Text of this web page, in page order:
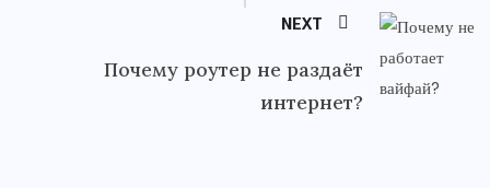
NEXT
Почему роутер не раздаёт
интернет?